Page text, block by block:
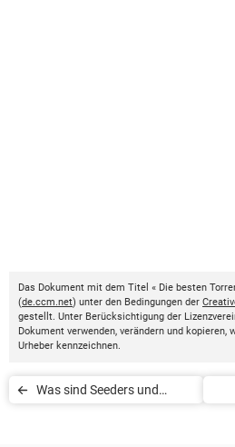
Das Dokument mit dem Titel « Die besten
(de.ccm.net) unter den Bedingungen der
gestellt. Unter Berücksichtigung der
Dokument verwenden, verändern und kopieren,
Urheber kennzeichnen.
Was sind Seeders und